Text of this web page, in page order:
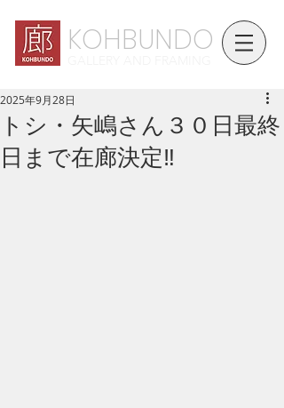
KOHBUNDO
トシ・矢嶋さん３０日最終
日まで在廊決定‼
2025年9月28日